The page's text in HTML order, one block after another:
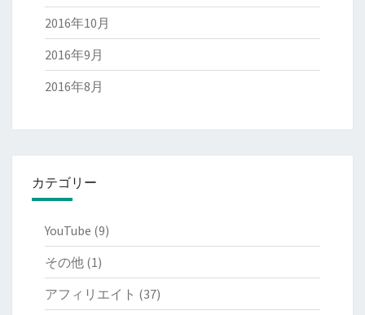
2016年10月
2016年9月
2016年8月
カテゴリー
YouTube (9)
その他 (1)
アフィリエイト (37)